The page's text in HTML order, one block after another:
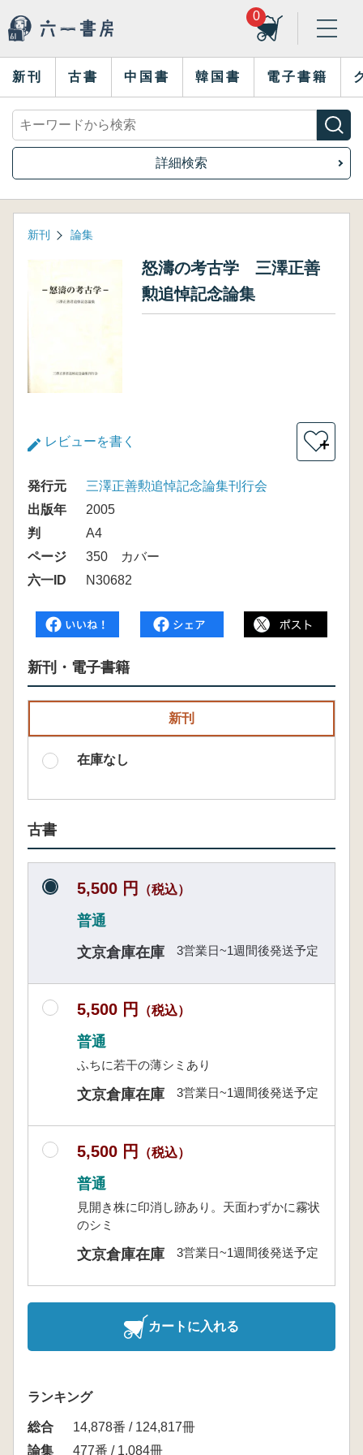
0
新刊 古書 中国書 韓国書 電子書籍
詳細検索
新刊 論集
怒濤の考古学 三澤正善
勲追悼記念論集
レビューを書く ＋
発行元
三澤正善勲追悼記念論集刊行会
出版年
2005
判
A4
ページ
350 カバー
六一ID
N30682
新刊・電子書籍
新刊
在庫なし
古書
5,500 円 （税込）
普通
文京倉庫在庫
3営業日~1週間後発送予定
5,500 円 （税込）
普通
ふちに若干の薄シミあり
文京倉庫在庫 3営業日~1週間後発送予定
5,500 円 （税込）
普通
見開き株に印消し跡あり。天面わずかに霧状
のシミ
文京倉庫在庫 3営業日~1週間後発送予定
カートに入れる
ランキング
総合
14,878番 / 124,817冊
論集
477番 / 1,084冊